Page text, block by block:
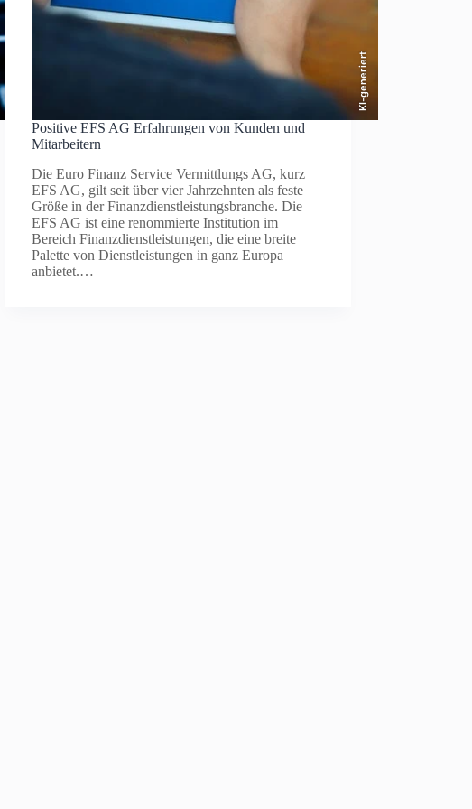
KI-generiert
Positive EFS AG Erfahrungen von Kunden und
Mitarbeitern
Die Euro Finanz Service Vermittlungs AG, kurz
EFS AG, gilt seit über vier Jahrzehnten als feste
Größe in der Finanzdienstleistungsbranche. Die
EFS AG ist eine renommierte Institution im
Bereich Finanzdienstleistungen, die eine breite
Palette von Dienstleistungen in ganz Europa
anbietet.…